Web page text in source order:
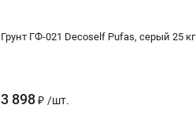
Грунт ГФ-021 Decoself Pufas, серый 25 кг
3 898 ₽ /шт.